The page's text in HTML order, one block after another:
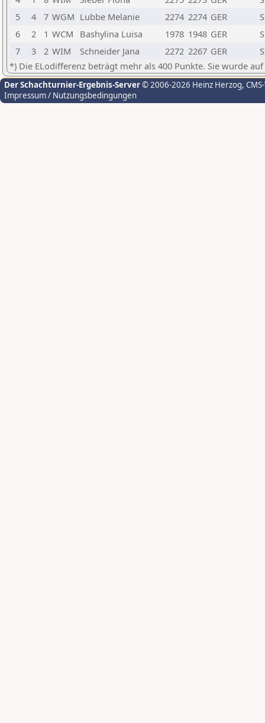
5
4 7 WGM Lubbe Melanie 2274 2274 GER
6
2 1 WCM Bashylina Luisa 1978 1948 GER
7
3 2 WIM Schneider Jana 2272 2267 GER
*) Die ELodifferenz beträgt mehr als 400 Punkte. Sie wurde
Der Schachturnier-Ergebnis-Server© 2006-2026 Heinz Herzog,
Impressum / Nutzungsbedingungen